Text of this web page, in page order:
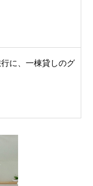
に、一棟貸しのグ